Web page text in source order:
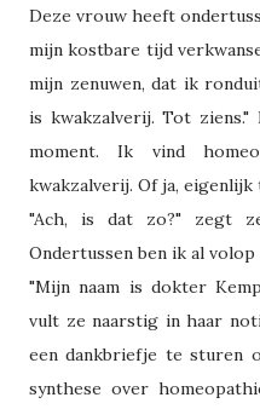
Deze vrouw heeft
mijn kostbare tijd
mijn zenuwen, dat ik
is kwakzalverij. Tot
moment. Ik vind
kwakzalverij. Of ja, eigenlijk
"Ach, is dat zo?" zegt
Ondertussen ben ik al volop
"Mijn naam is dokter
vult ze naarstig in haar
een dankbriefje te sturen
synthese over